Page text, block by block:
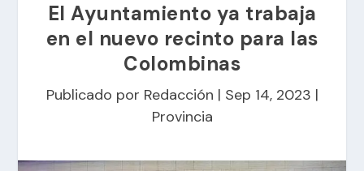
El Ayuntamiento ya trabaja
en el nuevo recinto para las
Colombinas
Publicado por Redacción | Sep 14, 2023 |
Provincia